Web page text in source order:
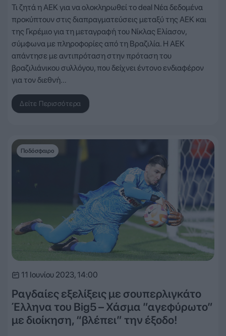
Τι ζητά η ΑΕΚ για να ολοκληρωθεί το deal Νέα δεδομένα
προκύπτουν στις διαπραγματεύσεις μεταξύ της ΑΕΚ και
της Γκρέμιο για τη μεταγραφή του Νίκλας Ελίασον,
σύμφωνα με πληροφορίες από τη Βραζιλία. Η ΑΕΚ
απάντησε με αντιπρόταση στην πρόταση του
βραζιλιάνικου συλλόγου, που δείχνει έντονο ενδιαφέρον
για τον διεθνή…
Δείτε Περισσότερα
Ποδόσφαιρο
11 Ιουνίου 2023, 14:00
Ραγδαίες εξελίξεις με σουπερλιγκάτο
Έλληνα του Big5 – Χάσμα ”αγεφύρωτο”
με διοίκηση, “βλέπει” την έξοδο!